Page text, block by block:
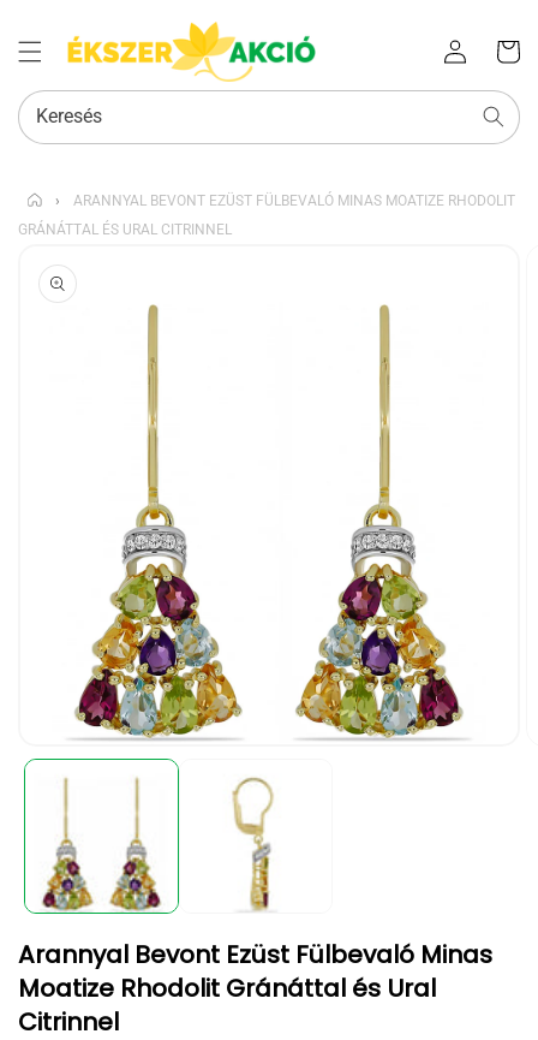
Bejelentkezés
kosara
Keresés
›
ARANNYAL BEVONT EZÜST FÜLBEVALÓ MINAS MOATIZE RHODOLIT
GRÁNÁTTAL ÉS URAL CITRINNEL
UGRÁS A
TERMÉKADATOKRA
médiafájl
párbeszédpanelen
Arannyal Bevont Ezüst Fülbevaló Minas
Moatize Rhodolit Gránáttal és Ural
Citrinnel